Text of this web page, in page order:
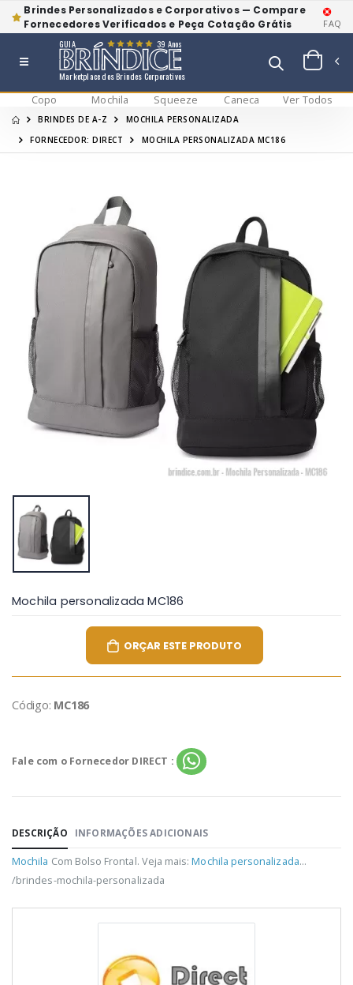
Brindes Personalizados e Corporativos — Compare
Fornecedores Verificados e Peça Cotação Grátis
FAQ
Marketplace dos Brindes Corporativos
GUIA 39 Anos
Copo Mochila Squeeze Caneca Ver Todos
BRINDES DE A-Z
MOCHILA PERSONALIZADA
FORNECEDOR: DIRECT
MOCHILA PERSONALIZADA MC186
Mochila personalizada MC186
ORÇAR ESTE PRODUTO
Código: MC186
Fale com o Fornecedor DIRECT :
DESCRIÇÃO INFORMAÇÕES ADICIONAIS
Mochila Com Bolso Frontal. Veja mais:Mochila personalizada...
/brindes-mochila-personalizada